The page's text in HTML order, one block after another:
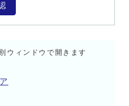
ウィンドウで開きます